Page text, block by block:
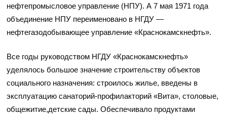
нефтепромысловое управление (НПУ). А 7 мая 1971 года
объединение НПУ переименовано в НГДУ —
нефтегазодобывающее управление «Краснокамскнефть».
Все годы руководством НГДУ «Краснокамскнефть»
уделялось большое значение строительству объектов
социального назначения: строилось жилье, введены в
эксплуатацию санаторий-профилакторий «Вита», столовые,
общежитие,детские сады. Обеспечивало продуктами